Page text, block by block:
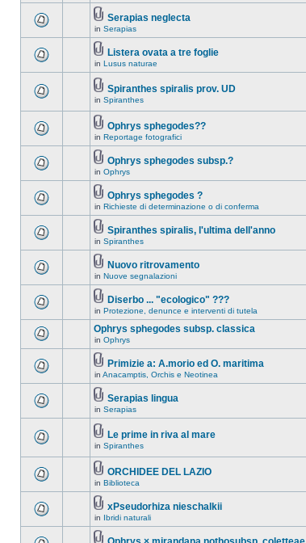
Serapias neglecta
in Serapias
Listera ovata a tre foglie
in Lusus naturae
Spiranthes spiralis prov. UD
in Spiranthes
Ophrys sphegodes??
in Reportage fotografici
Ophrys sphegodes subsp.?
in Ophrys
Ophrys sphegodes ?
in Richieste di determinazione o di conferma
Spiranthes spiralis, l'ultima dell'anno
in Spiranthes
Nuovo ritrovamento
in Nuove segnalazioni
Diserbo ... "ecologico" ???
in Protezione, denunce e interventi di tutela
Ophrys sphegodes subsp. classica
in Ophrys
Primizie a: A.morio ed O. maritima
in Anacamptis, Orchis e Neotinea
Serapias lingua
in Serapias
Le prime in riva al mare
in Spiranthes
ORCHIDEE DEL LAZIO
in Biblioteca
xPseudorhiza nieschalkii
in Ibridi naturali